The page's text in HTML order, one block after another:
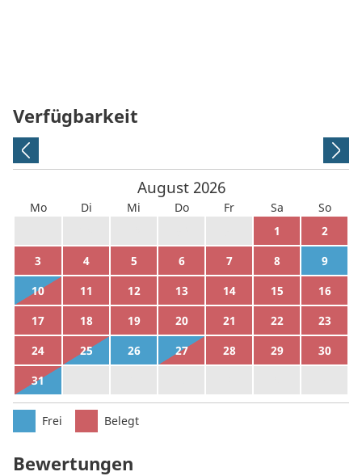
Verfügbarkeit
August 2026
Mo Di Mi Do Fr Sa
So
1
2
3
4 5 6 7 8
9
10
11 12 13 14 15
16
17
18 19 20 21 22
23
24
25 26 27 28 29
30
31
Frei Belegt
Bewertungen